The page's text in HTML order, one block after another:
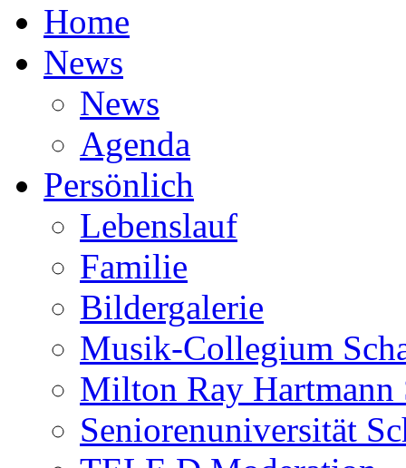
Home
News
News
Agenda
Persönlich
Lebenslauf
Familie
Bildergalerie
Musik-Collegium
Milton Ray
Seniorenuniversität